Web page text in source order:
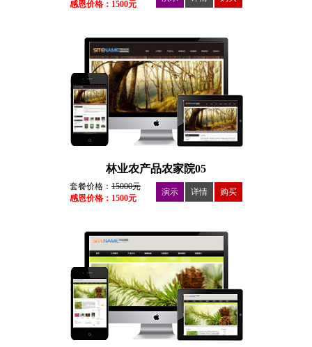
感恩价格：1500元
林业农产品农家院05
套餐价格： 15000元
感恩价格：1500元
演示 详情 购买